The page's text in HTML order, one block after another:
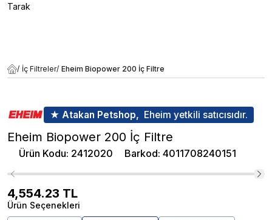
Tarak
/ İç Filtreler/ Eheim Biopower 200 İç Filtre
★ Atakan Petshop, Eheim yetkili satıcısıdır.
Eheim Biopower 200 İç Filtre
Ürün Kodu: 2412020 Barkod: 4011708240151
4,554.23 TL
Ürün Seçenekleri